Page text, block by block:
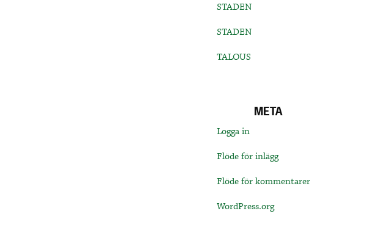
STADEN
STADEN
TALOUS
META
Logga in
Flöde för inlägg
Flöde för kommentarer
WordPress.org